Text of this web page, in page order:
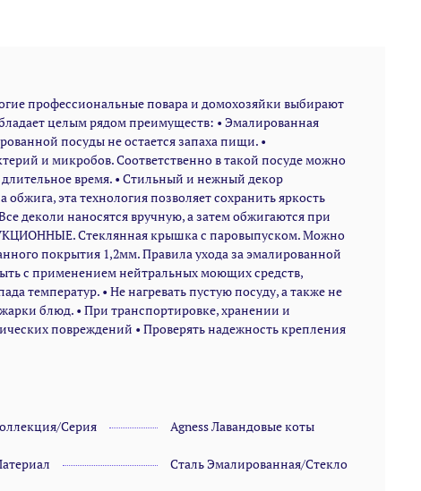
температуре около 800 С • Подходит для всех типов
плит, включая ИНДУКЦИОННЫЕ. Стеклянная
крышка с паровыпуском. Можно мыть в
посудомоечной машине. • Толщина корпуса и дна
без эмалированного покрытия 1,2мм. Правила ухода
за эмалированной посудой просты: • Не
использовать абразивные чистящие средства; •
Мыть с применением нейтральных моющих
средств, подходит для мытья в посудомоечной
машине; • Избегать резкого перепада температур. •
Не нагревать пустую посуду, а также не допускать
выкипания воды. Эмалированные кастрюли не
подходят для жарки блюд. • При транспортировке,
профессиональные повара и домохозяйки выбирают
целым рядом преимуществ: • Эмалированная
посуды не остается запаха пищи. •
и микробов. Соответственно в такой посуде можно
время. • Стильный и нежный декор
эта технология позволяет сохранить яркость
деколи наносятся вручную, а затем обжигаются при
Стеклянная крышка с паровыпуском. Можно
покрытия 1,2мм. Правила ухода за эмалированной
с применением нейтральных моющих средств,
температур. • Не нагревать пустую посуду, а также не
блюд. • При транспортировке, хранении и
повреждений • Проверять надежность крепления
Серия Agness Лавандовые коты
Сталь Эмалированная/Стекло